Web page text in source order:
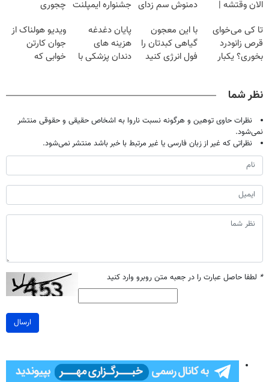
الان وقتشه |
میلیون تومان!!!
دمنوش سم زدای جشنواره ایمپلنت
فقط ۲۵ میلیون
چجوری
نداری امتحانش
مجانیه
تا کی می‌خوای
قرص زانودرد
بخوری؟ یکبار
با این معجون
گیاهی کبدتان را
فول انرژی کنید
پایان دغدغه
هزینه های
دندان پزشکی با
ویدیو هولناک از
جوان کارتن
خوابی که
نظر شما
نظرات حاوی توهین و هرگونه نسبت ناروا به اشخاص حقیقی و حقوقی منتشر
نمی‌شود.
نظراتی که غیر از زبان فارسی یا غیر مرتبط با خبر باشد منتشر نمی‌شود.
* لطفا حاصل عبارت را در جعبه متن روبرو وارد کنید
ارسال